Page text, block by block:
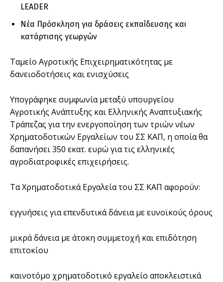
LEADER
Νέα Πρόσκληση για δράσεις εκπαίδευσης και
κατάρτισης γεωργών
Ταμείο Αγροτικής Επιχειρηματικότητας με
δανειοδοτήσεις και ενισχύσεις
Υπογράφηκε συμφωνία μεταξύ υπουργείου
Αγροτικής Ανάπτυξης και Ελληνικής Αναπτυξιακής
Τράπεζας για την ενεργοποίηση των τριών νέων
Χρηματοδοτικών Εργαλείων του ΣΣ ΚΑΠ, η οποία θα
δαπανήσει 350 εκατ. ευρώ για τις ελληνικές
αγροδιατροφικές επιχειρήσεις.
Τα Χρηματοδοτικά Εργαλεία του ΣΣ ΚΑΠ αφορούν:
εγγυήσεις για επενδυτικά δάνεια με ευνοϊκούς όρους
μικρά δάνεια με άτοκη συμμετοχή και επιδότηση
επιτοκίου
καινοτόμο χρηματοδοτικό εργαλείο αποκλειστικά